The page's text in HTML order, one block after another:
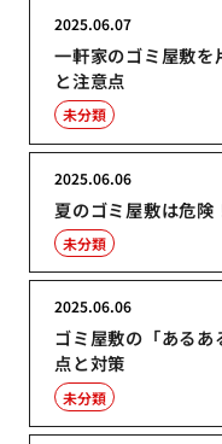
一軒家のゴミ屋敷
と注意点
2025.06.07
未分類
夏のゴミ屋敷は危
2025.06.06
未分類
ゴミ屋敷の「ある
点と対策
2025.06.06
未分類